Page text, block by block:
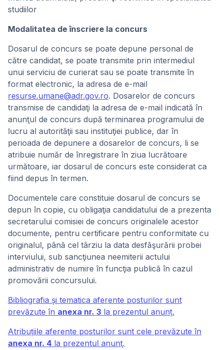
studiilor
Modalitatea de înscriere la concurs
Dosarul de concurs se poate depune personal de
către candidat, se poate transmite prin intermediul
unui serviciu de curierat sau se poate transmite în
format electronic, la adresa de e-mail
resurse.umane@adr.gov.ro. Dosarelor de concurs
transmise de candidaţi la adresa de e-mail indicată în
anunţul de concurs după terminarea programului de
lucru al autorităţii sau instituţiei publice, dar în
perioada de depunere a dosarelor de concurs, li se
atribuie număr de înregistrare în ziua lucrătoare
următoare, iar dosarul de concurs este considerat ca
fiind depus în termen.
Documentele care constituie dosarul de concurs se
depun în copie, cu obligaţia candidatului de a prezenta
secretarului comisiei de concurs originalele acestor
documente, pentru certificare pentru conformitate cu
originalul, până cel târziu la data desfăşurării probei
interviului, sub sancţiunea neemiterii actului
administrativ de numire în funcţia publică în cazul
promovării concursului.
Bibliografia și tematica aferente posturilor sunt
prevăzute în anexa nr. 3 la prezentul anunț.
Atribuțiile aferente posturilor sunt cele prevăzute în
anexa nr. 4 la prezentul anunţ.